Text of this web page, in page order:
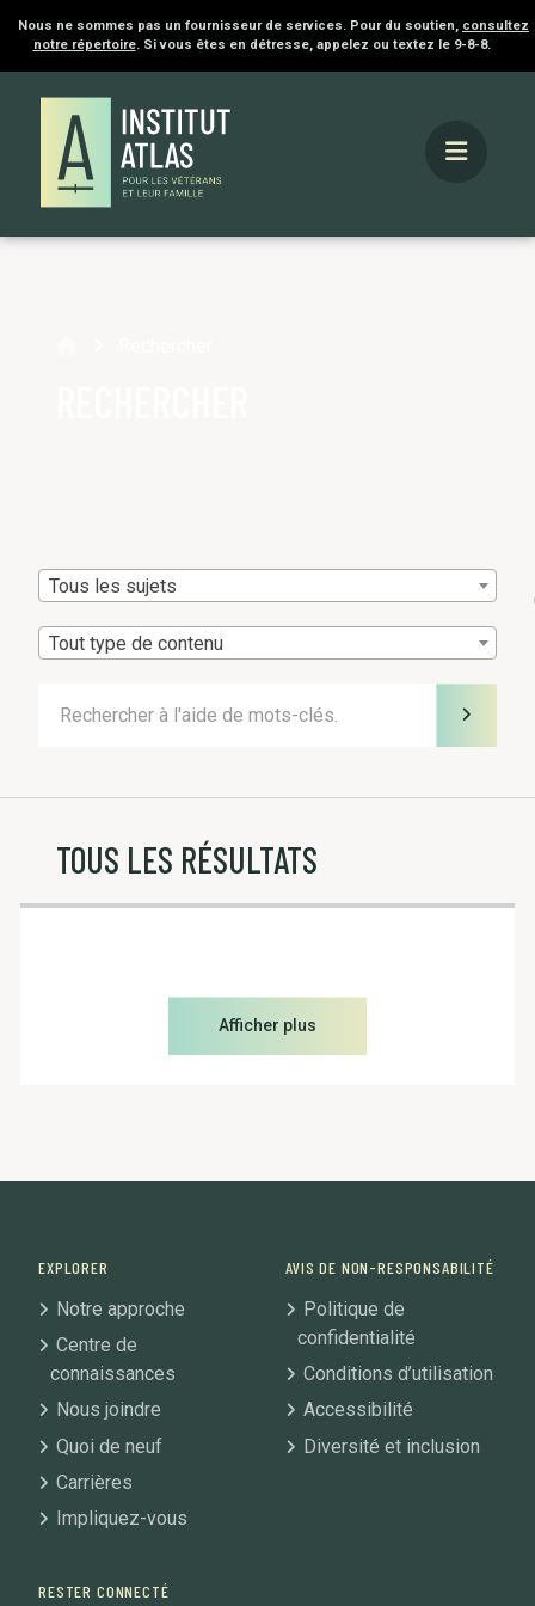
Nous ne sommes pas un fournisseur de services. Pour du soutien, consultez
notre répertoire. Si vous êtes en détresse, appelez ou textez le 9-8-8.
Tous les sujets
Tout type de contenu
TOUS LES RÉSULTATS
Afficher plus
EXPLORER
Notre approche
Centre de
connaissances
Nous joindre
Quoi de neuf
Carrières
Impliquez-vous
AVIS DE NON-RESPONSABILITÉ
Politique de
confidentialité
Conditions d’utilisation
Accessibilité
Diversité et inclusion
RESTER CONNECTÉ